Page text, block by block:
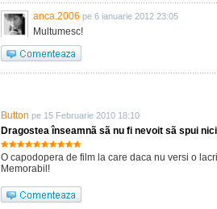
anca.2006 pe 6 ianuarie 2012 23:05
Multumesc!
Button pe 15 Februarie 2010 18:10
Dragostea înseamnã sã nu fi nevoit sã spui
O capodopera de film la care daca nu versi o
Memorabil!